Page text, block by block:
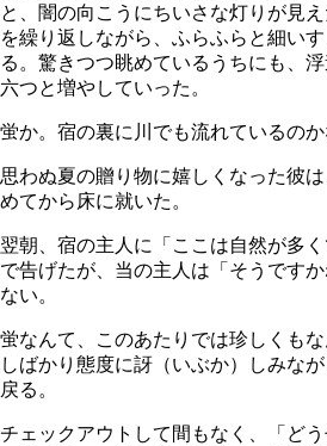
と、闇の向こうにちいさな灯りが見
を繰り返しながら、ふらふらと細い
る。驚きつつ眺めているうちにも、
六つと増やしていった。
蛍か。宿の裏に川でも流れているのか
思わぬ夏の贈り物に嬉しくなった彼
めてから床に就いた。
翌朝、宿の主人に「ここは自然が多
で告げたが、当の主人は「そうです
ない。
蛍なんて、このあたりでは珍しくも
しばかり態度に訝（いぶか）しみな
戻る。
チェックアウトして間もなく、「ど